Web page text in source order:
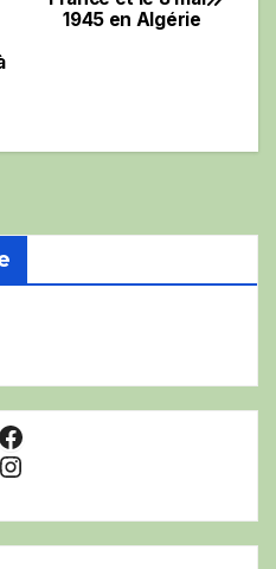
1945 en Algérie
Facebook
Instagram